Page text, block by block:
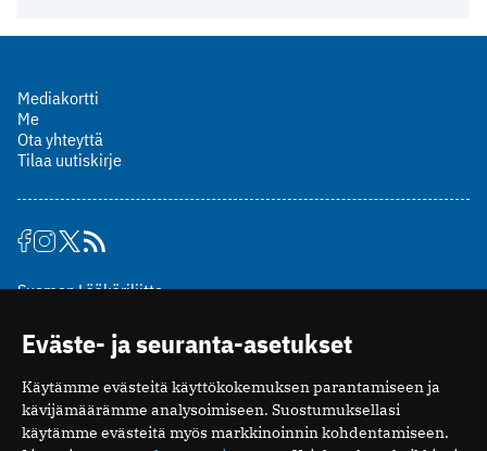
Mediakortti
Me
Ota yhteyttä
Tilaa uutiskirje
Suomen Lääkäriliitto
00510 Helsinki
puh. (09) 393 091
toimitus@potilaanlaakarilehti.fi
ISSN 2323-9476
Eväste- ja seuranta-asetukset
Käytämme evästeitä käyttökokemuksen parantamiseen ja
kävijämäärämme analysoimiseen. Suostumuksellasi
käytämme evästeitä myös markkinoinnin kohdentamiseen.